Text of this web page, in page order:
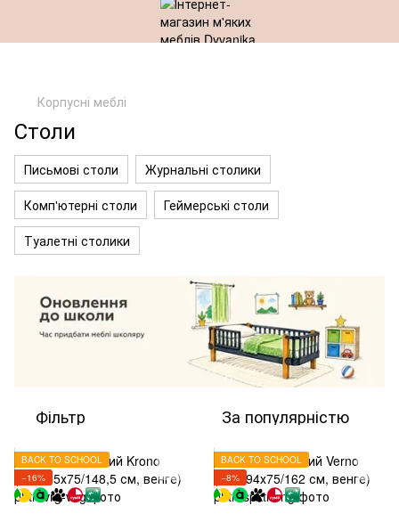
Корпусні меблі
Столи
Письмові столи
Журнальні столики
Комп'ютерні столи
Геймерські столи
Туалетні столики
Фільтр За популярністю
BACK TO SCHOOL
−16%
BACK TO SCHOOL
−8%